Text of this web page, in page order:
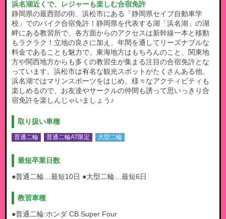
浜名湖近くで、レジャーも楽しむ合宿免許
静岡県の最西部の街、浜松市にある「静岡県セイブ自動車学
校」でのバイク合宿免許！静岡県を代表する湖「浜名湖」の湖
畔にある教習所で、各方面からのアクセスは新幹線一本と移動
もラクラク！立地の良さに加え、年間を通してリーズナブルな
料金であることも魅力で、東海地方はもちろんのこと、関東地
方や関西地方からも多くの教習生が集まる注目の合宿免許とな
っています。浜松市は有名な観光スポットがたくさんある他、
浜名湖ではマリンスポーツをはじめ、様々なアクティビティも
楽しめるので、お友達やサークルの仲間も誘って思いっきり合
宿免許を楽しんじゃいましょう♪
取り扱い車種
普通二輪 普通二輪AT限定 大型二輪
最短卒業日数
●普通二輪…最短10日 ●大型二輪…最短6日
教習車種
●普通二輪:ホンダ CB Super Four